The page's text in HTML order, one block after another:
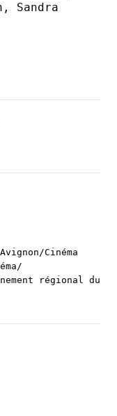
Sandra
Cinéma
régional du